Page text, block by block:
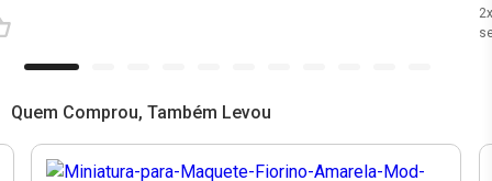
2
Quem Comprou, Também Levou